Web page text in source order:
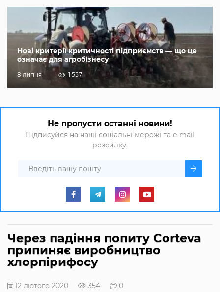
Нові критерії критичності підприємств — що це
означає для агробізнесу
8 липня 1 557
Не пропусти останні новини!
Підписуйся на наші соціальні мережі та e-mail
розсилку.
Через падіння попиту Corteva
припиняє виробництво
хлорпірифосу
12 лютого 2020 354 0